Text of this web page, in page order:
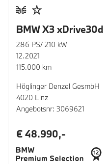
BMW X3 xDrive30d
286 PS/ 210 kW
12.2021
115.000 km
Höglinger Denzel GesmbH
4020 Linz
Angebotsnr: 3069621
€ 48.990,-